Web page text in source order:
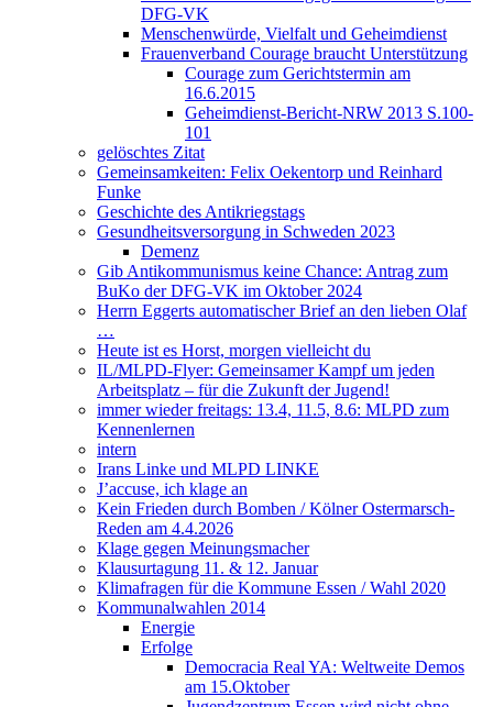
DFG-VK
Menschenwürde, Vielfalt und Geheimdienst
Frauenverband Courage braucht Unterstützung
Courage zum Gerichtstermin am
16.6.2015
Geheimdienst-Bericht-NRW 2013 S.100-
101
gelöschtes Zitat
Gemeinsamkeiten: Felix Oekentorp und Reinhard
Funke
Geschichte des Antikriegstags
Gesundheitsversorgung in Schweden 2023
Demenz
Gib Antikommunismus keine Chance: Antrag zum
BuKo der DFG-VK im Oktober 2024
Herrn Eggerts automatischer Brief an den lieben Olaf
…
Heute ist es Horst, morgen vielleicht du
IL/MLPD-Flyer: Gemeinsamer Kampf um jeden
Arbeitsplatz – für die Zukunft der Jugend!
immer wieder freitags: 13.4, 11.5, 8.6: MLPD zum
Kennenlernen
intern
Irans Linke und MLPD LINKE
J’accuse, ich klage an
Kein Frieden durch Bomben / Kölner Ostermarsch-
Reden am 4.4.2026
Klage gegen Meinungsmacher
Klausurtagung 11. & 12. Januar
Klimafragen für die Kommune Essen / Wahl 2020
Kommunalwahlen 2014
Energie
Erfolge
Democracia Real YA: Weltweite Demos
am 15.Oktober